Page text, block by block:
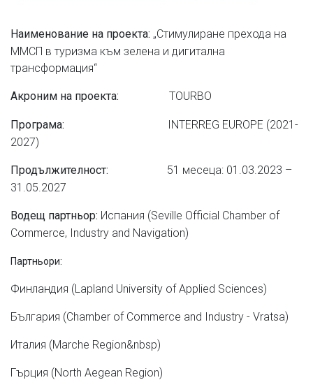
Наименование на проекта: „Стимулиране прехода на
ММСП в туризма към зелена и дигитална
трансформация“
Акроним на проекта: TOURBO
Програма: INTERREG EUROPE (2021-
2027)
Продължителност: 51 месеца: 01.03.2023 –
31.05.2027
Водещ партньор: Испания (Seville Official Chamber of
Commerce, Industry and Navigation)
Партньори:
Финландия (Lapland University of Applied Sciences)
България (Chamber of Commerce and Industry - Vratsa)
Италия (Marche Region&nbsp)
Гърция (North Aegean Region)